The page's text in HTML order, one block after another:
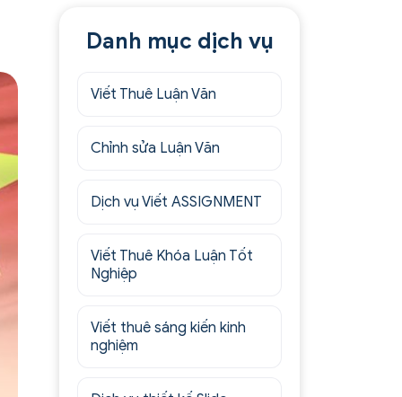
Danh mục dịch vụ
Viết Thuê Luận Văn
Chỉnh sửa Luận Văn
Dịch vụ Viết ASSIGNMENT
Viết Thuê Khóa Luận Tốt
Nghiệp
Viết thuê sáng kiến kinh
nghiệm